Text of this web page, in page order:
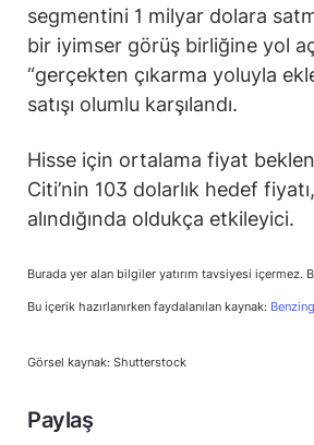
segmentini 1 milyar dolara
bir iyimser görüş birliğine yol
“gerçekten çıkarma yoluyla
satışı olumlu karşılandı.
Hisse için ortalama fiyat
Citi’nin 103 dolarlık hedef
alındığında oldukça etkileyici.
Burada yer alan bilgiler yatırım tavsiyesi içermez.
Bu içerik hazırlanırken faydalanılan kaynak:
Görsel kaynak: Shutterstock
Paylaş